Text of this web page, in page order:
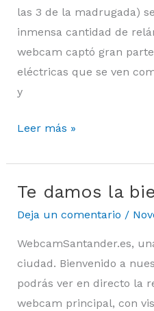
las 3 de la madrugada)
inmensa cantidad de
webcam captó gran
eléctricas que se ven
y
Leer más »
Te damos la
Deja un comentario /
WebcamSantander.es,
ciudad. Bienvenido a
podrás ver en directo la
webcam principal, con
Te
damos
bienvenida!